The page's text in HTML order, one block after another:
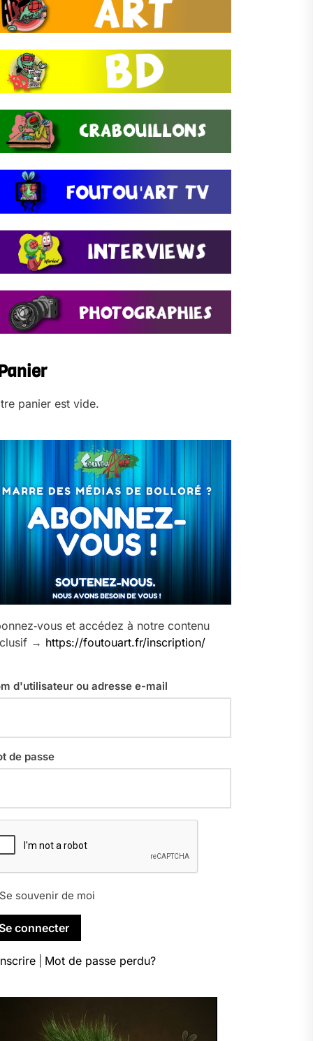
panier est vide.
et accédez à notre contenu
→ https://foutouart.fr/inscription/
d'utilisateur ou adresse e-mail
de passe
souvenir de moi
Mot de passe perdu?